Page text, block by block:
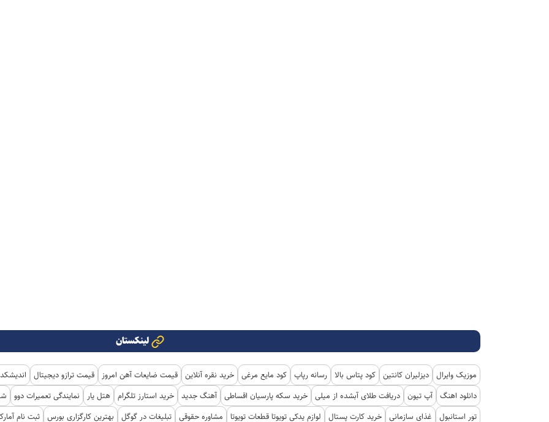
لینکستان
موزیک وایرال دیزلیران کانتین کود پتاس بالا رسانه رپاپ کود مایع مرغی خرید نقره آنلاین قیمت ضایعات آهن امروز قیمت ترازو دیجیتال
دانلود اهنگ آپ تیون دریافت طلای آبشده از میلی خرید سکه پارسیان اقساطی آهنگ جدید خرید استارز تلگرام هتل یار نمایندگی تعمیرات دوو
تور استانبول
غذای سازمانی خرید کارت پستال لوازم یدکی تویوتا قطعات تویوتا مشاوره حقوقی تبلیغات در گوگل بهترین کارگزاری بورس ثبت نام